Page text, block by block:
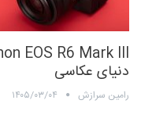
دنیای عکاسی
رامین سرازش ۱۴۰۵/۰۳/۰۴